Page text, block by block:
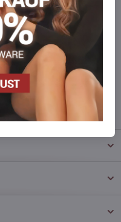
als wir
füllen die Ware für Sie